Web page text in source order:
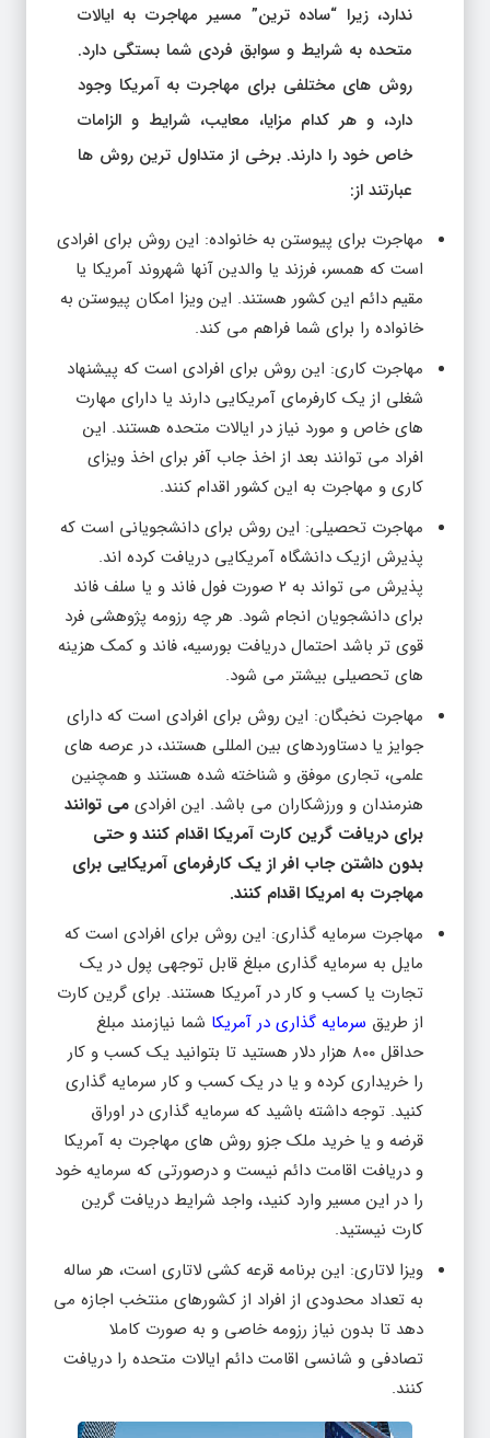
ندارد، زیرا “ساده ترین” مسیر مهاجرت به ایالات
متحده به شرایط و سوابق فردی شما بستگی دارد.
روش های مختلفی برای مهاجرت به آمریکا وجود
دارد، و هر کدام مزایا، معایب، شرایط و الزامات
خاص خود را دارند. برخی از متداول ترین روش ها
عبارتند از:
مهاجرت برای پیوستن به خانواده: این روش برای افرادی
است که همسر، فرزند یا والدین آنها شهروند آمریکا یا
مقیم دائم این کشور هستند. این ویزا امکان پیوستن به
خانواده را برای شما فراهم می کند.
مهاجرت کاری: این روش برای افرادی است که پیشنهاد
شغلی از یک کارفرمای آمریکایی دارند یا دارای مهارت
های خاص و مورد نیاز در ایالات متحده هستند. این
افراد می توانند بعد از اخذ جاب آفر برای اخذ ویزای
کاری و مهاجرت به این کشور اقدام کنند.
مهاجرت تحصیلی: این روش برای دانشجویانی است که
پذیرش ازیک دانشگاه آمریکایی دریافت کرده اند.
پذیرش می تواند به ۲ صورت فول فاند و یا سلف فاند
برای دانشجویان انجام شود. هر چه رزومه پژوهشی فرد
قوی تر باشد احتمال دریافت بورسیه، فاند و کمک هزینه
های تحصیلی بیشتر می شود.
مهاجرت نخبگان: این روش برای افرادی است که دارای
جوایز یا دستاوردهای بین المللی هستند، در عرصه های
علمی، تجاری موفق و شناخته شده هستند و همچنین
هنرمندان و ورزشکاران می باشد. این افرادی می توانند
برای دریافت گرین کارت آمریکا اقدام کنند و حتی
بدون داشتن جاب افر از یک کارفرمای آمریکایی برای
مهاجرت به امریکا اقدام کنند.
مهاجرت سرمایه گذاری: این روش برای افرادی است که
مایل به سرمایه گذاری مبلغ قابل توجهی پول در یک
تجارت یا کسب و کار در آمریکا هستند. برای گرین کارت
از طریق سرمایه گذاری در آمریکا شما نیازمند مبلغ
حداقل ۸۰۰ هزار دلار هستید تا بتوانید یک کسب و کار
را خریداری کرده و یا در یک کسب و کار سرمایه گذاری
کنید. توجه داشته باشید که سرمایه گذاری در اوراق
قرضه و یا خرید ملک جزو روش های مهاجرت به آمریکا
و دریافت اقامت دائم نیست و درصورتی که سرمایه خود
را در این مسیر وارد کنید، واجد شرایط دریافت گرین
کارت نیستید.
ویزا لاتاری: این برنامه قرعه کشی لاتاری است، هر ساله
به تعداد محدودی از افراد از کشورهای منتخب اجازه می
دهد تا بدون نیاز رزومه خاصی و به صورت کاملا
تصادفی و شانسی اقامت دائم ایالات متحده را دریافت
کنند.